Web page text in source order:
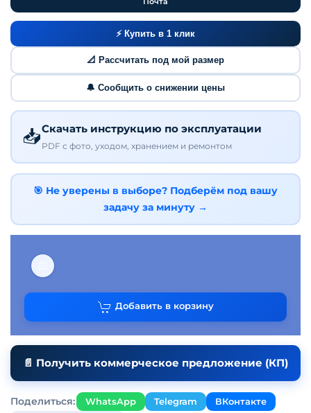
⚡ Купить в 1 клик
📐 Рассчитать под мой размер
🔔 Сообщить о снижении цены
📥Скачать инструкцию по эксплуатации
PDF с фото, уходом, хранением и ремонтом
🎯 Не уверены в выборе? Подберём под вашу
задачу за минуту →
Добавить в корзину
📄 Получить коммерческое предложение (КП)
Поделиться: WhatsApp Telegram
ВКонтакте